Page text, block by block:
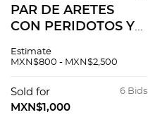
PAR DE ARETES
CON PERIDOTOS Y
SEMIPRECIOSAS
PLATA .925 Poste y
raqueta. Tamaño: 2.0
Estimate
MXN$800 - MXN$2,500
6 Bids
Sold for
MXN$1,000